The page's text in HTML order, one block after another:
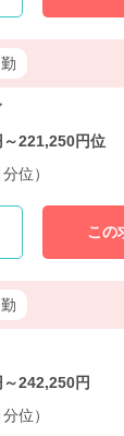
221,250円位
位）
この
242,250円
位）